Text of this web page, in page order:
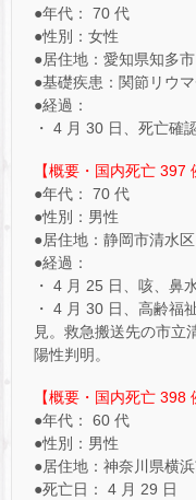
●年代： 70 代
●性別：女性
●居住地：愛知県知多市
●基礎疾患：関節リウ
●経過：
・ 4 月 30 日、死亡確
【概要・国内死亡 397
●年代： 70 代
●性別：男性
●居住地：静岡市清水区
●経過：
・ 4 月 25 日、咳、鼻水
・ 4 月 30 日、高齢福
見。救急搬送先の市立
陽性判明。
【概要・国内死亡 398
●年代： 60 代
●性別：男性
●居住地：神奈川県横
●死亡日： 4 月 29 日